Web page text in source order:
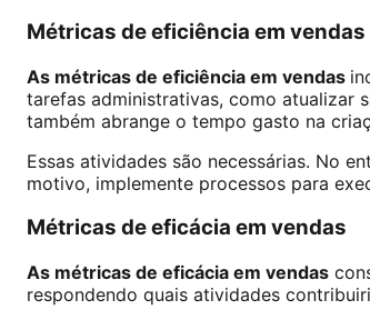
Métricas de eficiência em vendas
As métricas de eficiência em vendas
tarefas administrativas, como atualizar
também abrange o tempo gasto na
Essas atividades são necessárias. No
motivo, implemente processos para
Métricas de eficácia em vendas
As métricas de eficácia em vendas
respondendo quais atividades